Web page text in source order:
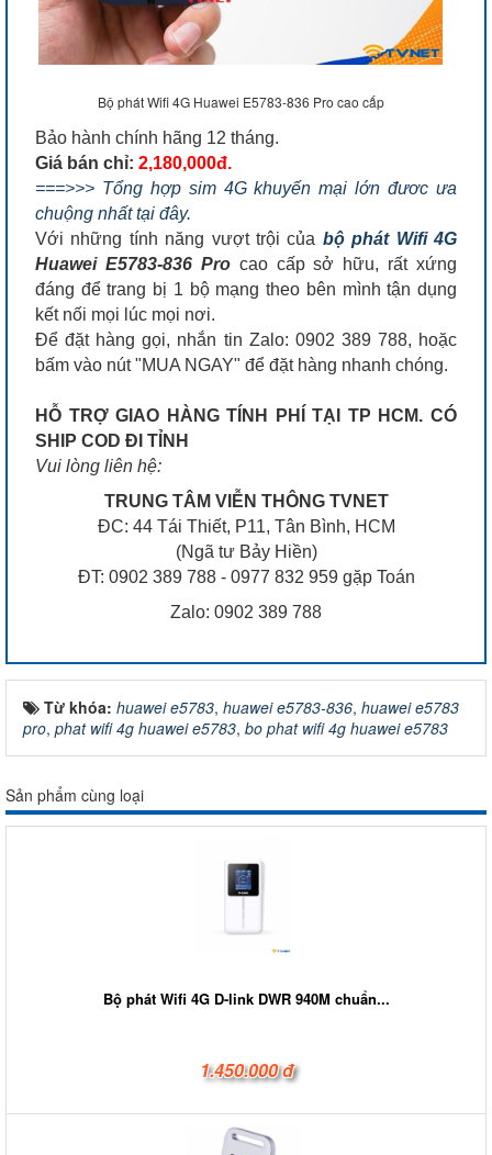
Bộ phát Wifi 4G Huawei E5783-836 Pro cao cấp
Bảo hành chính hãng 12 tháng.
Giá bán chỉ: 2,180,000đ.
===>>> Tổng hợp sim 4G khuyến mại lớn đươc ưa
chuộng nhất tại đây.
Với những tính năng vượt trội của bộ phát Wifi 4G
Huawei E5783-836 Procao cấp sở hữu, rất xứng
đáng để trang bị 1 bộ mạng theo bên mình tận dụng
kết nối mọi lúc mọi nơi.
Để đặt hàng gọi, nhắn tin Zalo: 0902 389 788, hoặc
bấm vào nút "MUA NGAY" để đặt hàng nhanh chóng.
HỖ TRỢ GIAO HÀNG TÍNH PHÍ TẠI TP HCM. CÓ
SHIP COD ĐI TỈNH
Vui lòng liên hệ:
TRUNG TÂM VIỄN THÔNG TVNET
ĐC: 44 Tái Thiết, P11, Tân Bình, HCM
(Ngã tư Bảy Hiền)
ĐT: 0902 389 788 - 0977 832 959 gặp Toán
Zalo: 0902 389 788
Từ khóa: huawei e5783, huawei e5783-836, huawei e5783
pro, phat wifi 4g huawei e5783, bo phat wifi 4g huawei e5783
Sản phẩm cùng loại
Bộ phát Wifi 4G D-link DWR 940M chuẩn...
1.450.000 đ